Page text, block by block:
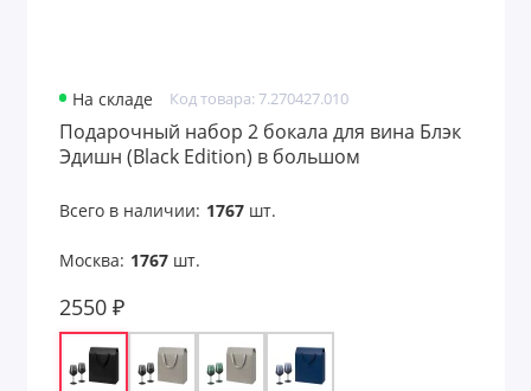
На складе Код товара: 7.270427.010
Подарочный набор 2 бокала для вина Блэк
Эдишн (Black Edition) в большом
Всего в наличии: 1767шт.
Москва: 1767шт.
2550 ₽